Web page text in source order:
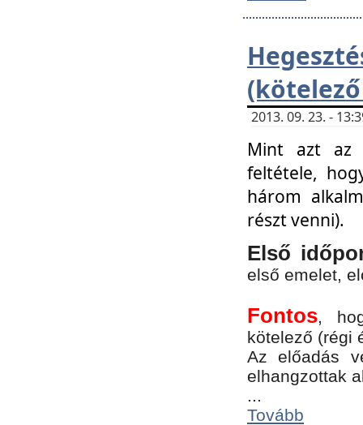
2013. 09. 23. -
Mint azt az
feltétele,
három
részt venni).
Első
első emelet,
Fontos,
kötelező (régi
Az előadás
elhangzottak
...
Tovább